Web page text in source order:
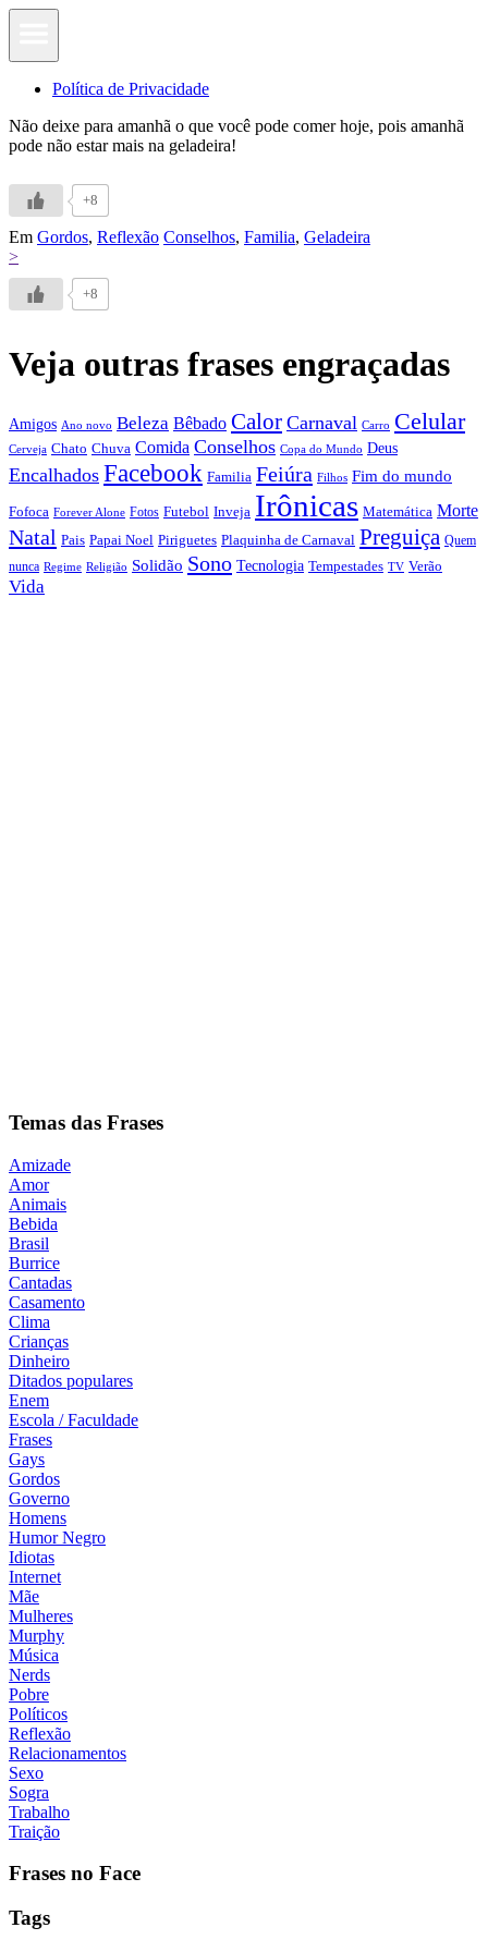
Política de Privacidade
Não deixe para amanhã o que você pode comer hoje, pois amanhã
pode não estar mais na geladeira!
+8
Em Gordos, Reflexão Conselhos, Familia, Geladeira
>
+8
Veja outras frases engraçadas
Amigos Ano novo Beleza Bêbado Calor Carnaval Carro Celular
Cerveja Chato Chuva Comida Conselhos Copa do Mundo Deus
Encalhados Facebook Familia Feiúra Filhos Fim do mundo
Fofoca Forever Alone Fotos Futebol Inveja Irônicas Matemática Morte
Natal Pais Papai Noel Piriguetes Plaquinha de Carnaval Preguiça Quem
nunca Regime Religião Solidão Sono Tecnologia Tempestades TV Verão
Vida
Temas das Frases
Amizade
Amor
Animais
Bebida
Brasil
Burrice
Cantadas
Casamento
Clima
Crianças
Dinheiro
Ditados populares
Enem
Escola / Faculdade
Frases
Gays
Gordos
Governo
Homens
Humor Negro
Idiotas
Internet
Mãe
Mulheres
Murphy
Música
Nerds
Pobre
Políticos
Reflexão
Relacionamentos
Sexo
Sogra
Trabalho
Traição
Frases no Face
Tags